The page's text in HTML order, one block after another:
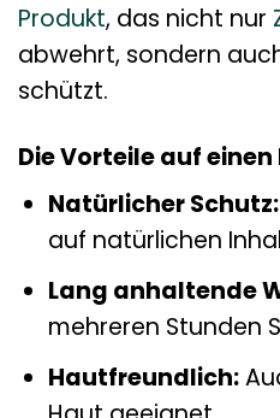
Produkt, das nicht nur
abwehrt, sondern
schützt.
Die Vorteile auf einen
Natürlicher Schutz:
auf natürlichen
Lang anhaltende
mehreren Stunden
Hautfreundlich: